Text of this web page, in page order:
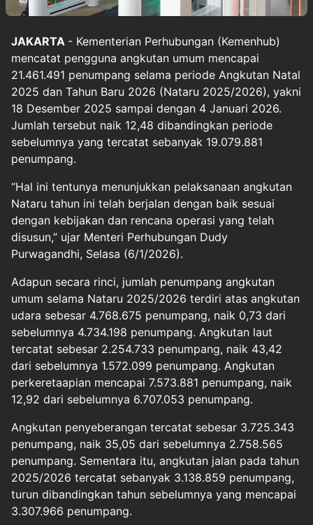
JAKARTA - Kementerian Perhubungan (Kemenhub)
mencatat pengguna angkutan umum mencapai
21.461.491 penumpang selama periode Angkutan Natal
2025 dan Tahun Baru 2026 (Nataru 2025/2026), yakni
18 Desember 2025 sampai dengan 4 Januari 2026.
Jumlah tersebut naik 12,48 dibandingkan periode
sebelumnya yang tercatat sebanyak 19.079.881
penumpang.
“Hal ini tentunya menunjukkan pelaksanaan angkutan
Nataru tahun ini telah berjalan dengan baik sesuai
dengan kebijakan dan rencana operasi yang telah
disusun,” ujar Menteri Perhubungan Dudy
Purwagandhi, Selasa (6/1/2026).
Adapun secara rinci, jumlah penumpang angkutan
umum selama Nataru 2025/2026 terdiri atas angkutan
udara sebesar 4.768.675 penumpang, naik 0,73 dari
sebelumnya 4.734.198 penumpang. Angkutan laut
tercatat sebesar 2.254.733 penumpang, naik 43,42
dari sebelumnya 1.572.099 penumpang. Angkutan
perkeretaapian mencapai 7.573.881 penumpang, naik
12,92 dari sebelumnya 6.707.053 penumpang.
Angkutan penyeberangan tercatat sebesar 3.725.343
penumpang, naik 35,05 dari sebelumnya 2.758.565
penumpang. Sementara itu, angkutan jalan pada tahun
2025/2026 tercatat sebanyak 3.138.859 penumpang,
turun dibandingkan tahun sebelumnya yang mencapai
3.307.966 penumpang.